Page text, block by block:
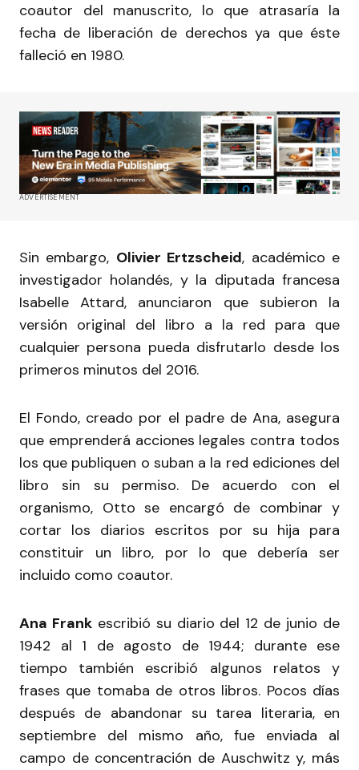
coautor del manuscrito, lo que atrasaría la
fecha de liberación de derechos ya que éste
falleció en 1980.
ADVERTISEMENT
Sin embargo, Olivier Ertzscheid, académico e
investigador holandés, y la diputada francesa
Isabelle Attard, anunciaron que subieron la
versión original del libro a la red para que
cualquier persona pueda disfrutarlo desde los
primeros minutos del 2016.
El Fondo, creado por el padre de Ana, asegura
que emprenderá acciones legales contra todos
los que publiquen o suban a la red ediciones del
libro sin su permiso. De acuerdo con el
organismo, Otto se encargó de combinar y
cortar los diarios escritos por su hija para
constituir un libro, por lo que debería ser
incluido como coautor.
Ana Frankescribió su diario del 12 de junio de
1942 al 1 de agosto de 1944; durante ese
tiempo también escribió algunos relatos y
frases que tomaba de otros libros. Pocos días
después de abandonar su tarea literaria, en
septiembre del mismo año, fue enviada al
campo de concentración de Auschwitz y, más